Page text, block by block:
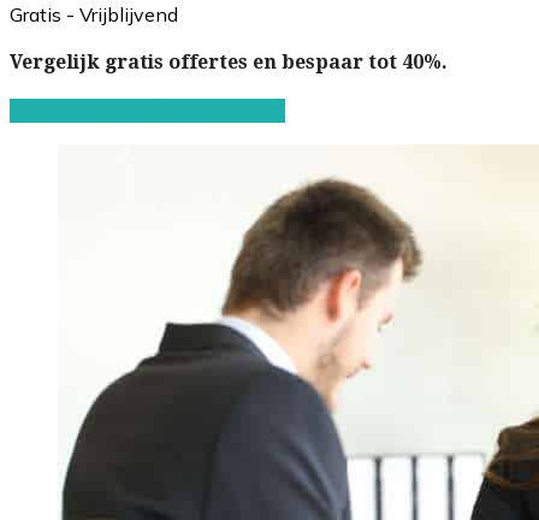
Gratis - Vrijblijvend
Vergelijk gratis offertes en bespaar tot 40%.